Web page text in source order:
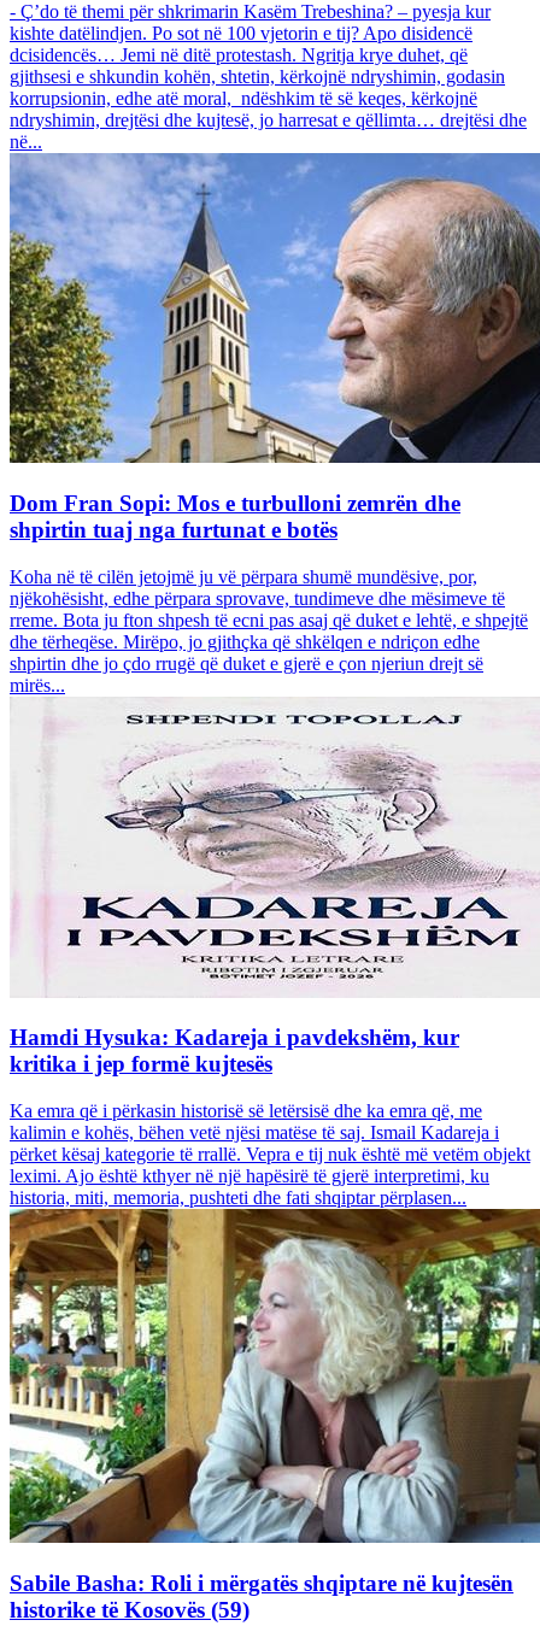
- Ç’do të themi për shkrimarin Kasëm Trebeshina? – pyesja kur
kishte datëlindjen. Po sot në 100 vjetorin e tij? Apo disidencë
dcisidencës… Jemi në ditë protestash. Ngritja krye duhet, që
gjithsesi e shkundin kohën, shtetin, kërkojnë ndryshimin, godasin
korrupsionin, edhe atë moral, ndëshkim të së keqes, kërkojnë
ndryshimin, drejtësi dhe kujtesë, jo harresat e qëllimta… drejtësi dhe
në...
Dom Fran Sopi: Mos e turbulloni zemrën dhe
shpirtin tuaj nga furtunat e botës
Koha në të cilën jetojmë ju vë përpara shumë mundësive, por,
njëkohësisht, edhe përpara sprovave, tundimeve dhe mësimeve të
rreme. Bota ju fton shpesh të ecni pas asaj që duket e lehtë, e shpejtë
dhe tërheqëse. Mirëpo, jo gjithçka që shkëlqen e ndriçon edhe
shpirtin dhe jo çdo rrugë që duket e gjerë e çon njeriun drejt së
mirës...
Hamdi Hysuka: Kadareja i pavdekshëm, kur
kritika i jep formë kujtesës
Ka emra që i përkasin historisë së letërsisë dhe ka emra që, me
kalimin e kohës, bëhen vetë njësi matëse të saj. Ismail Kadareja i
përket kësaj kategorie të rrallë. Vepra e tij nuk është më vetëm objekt
leximi. Ajo është kthyer në një hapësirë të gjerë interpretimi, ku
historia, miti, memoria, pushteti dhe fati shqiptar përplasen...
Sabile Basha: Roli i mërgatës shqiptare në kujtesën
historike të Kosovës (59)